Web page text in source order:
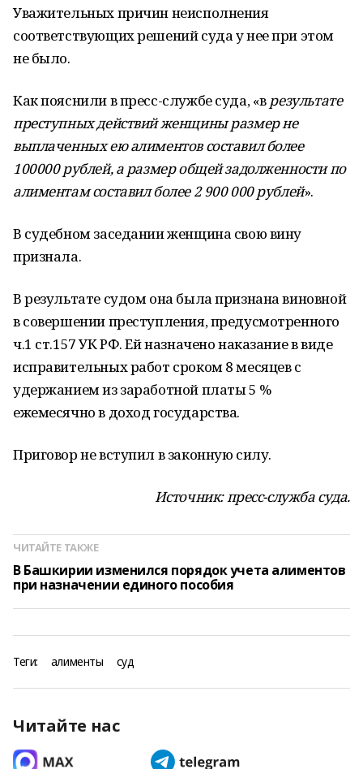
Уважительных причин неисполнения
соответствующих решений суда у нее при этом
не было.
Как пояснили в пресс-службе суда, «врезультате
преступных действий женщины размер не
выплаченных ею алиментов составил более
100000 рублей, а размер общей задолженности по
алиментам составил более 2 900 000 рублей».
В судебном заседании женщина свою вину
признала.
В результате судом она была признана виновной
в совершении преступления, предусмотренного
ч.1 ст.157 УК РФ. Ей назначено наказание в виде
исправительных работ сроком 8 месяцев с
удержанием из заработной платы 5 %
ежемесячно в доход государства.
Приговор не вступил в законную силу.
Источник: пресс-служба суда.
ЧИТАЙТЕ ТАКЖЕ
В Башкирии изменился порядок учета алиментов
при назначении единого пособия
Теги: алименты суд
Читайте нас